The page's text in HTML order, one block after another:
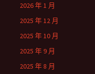
2026 年 1 月
2025 年 12 月
2025 年 10 月
2025 年 9 月
2025 年 8 月